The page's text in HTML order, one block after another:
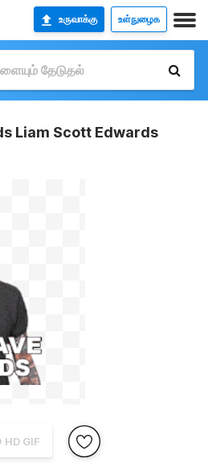
உருவாக்கு உள்நுழைக
Liam Scott Edwards
HD GIF